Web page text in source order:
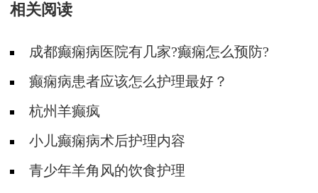
相关阅读
成都癫痫病医院有几家?癫痫怎么预防?
癫痫病患者应该怎么护理最好？
杭州羊癫疯
小儿癫痫病术后护理内容
青少年羊角风的饮食护理